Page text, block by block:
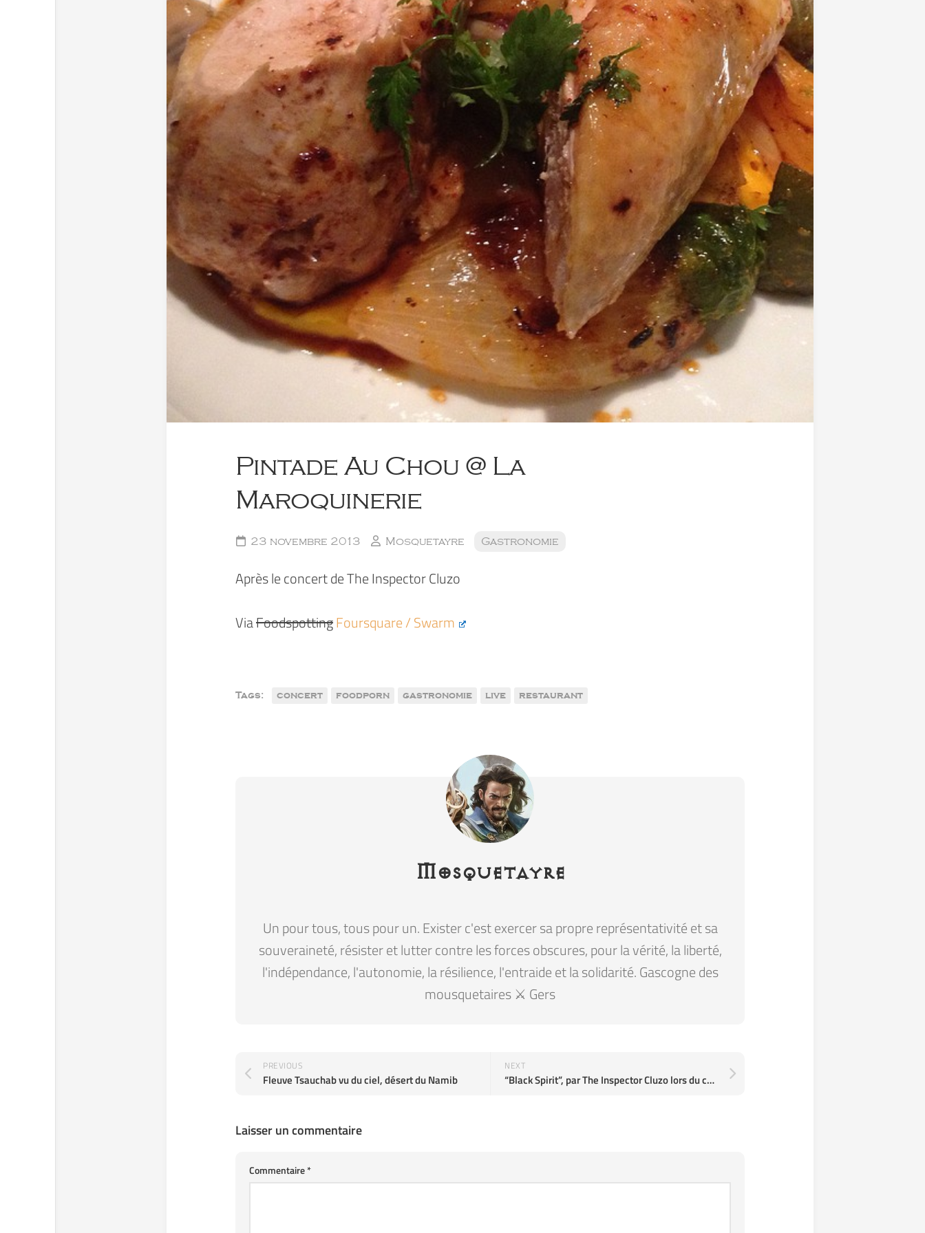
Pintade Au Chou @ La
Maroquinerie
23 novembre 2013 Mosquetayre Gastronomie
Après le concert de The Inspector Cluzo
ViaFoodspottingFoursquare / Swarm
Tags: concert foodporn gastronomie live restaurant
Mosquetayre
Un pour tous, tous pour un. Exister c'est exercer sa propre représentativité et sa
souveraineté, résister et lutter contre les forces obscures, pour la vérité, la liberté,
l'indépendance, l'autonomie, la résilience, l'entraide et la solidarité. Gascogne des
mousquetaires ⚔️ Gers
NEXT
“Black Spirit”, par The Inspector Cluzo lors du concert Live à La Maroquinerie à Paris
PREVIOUS
Fleuve Tsauchab vu du ciel, désert du Namib
Laisser un commentaire
Commentaire*